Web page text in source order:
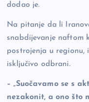
dodao je.
Na pitanje da li
snabdijevanje naftom
postrojenja u regionu,
isključivo odbrani.
– „Suočavamo se s
nezakonit, a ono što